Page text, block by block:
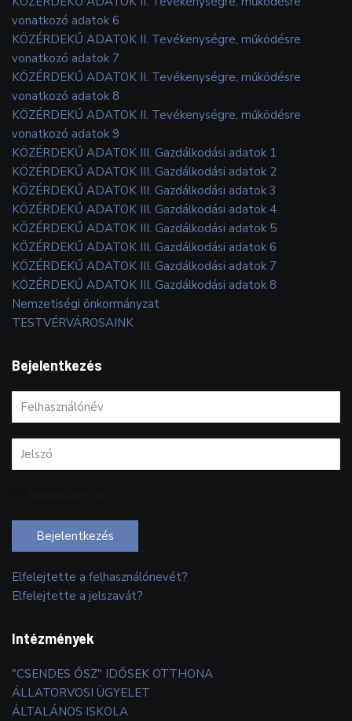
vonatkozó adatok 6
KÖZÉRDEKŰ ADATOK II. Tevékenységre, működésre
vonatkozó adatok 7
KÖZÉRDEKŰ ADATOK II. Tevékenységre, működésre
vonatkozó adatok 8
KÖZÉRDEKŰ ADATOK II. Tevékenységre, működésre
vonatkozó adatok 9
KÖZÉRDEKŰ ADATOK III. Gazdálkodási adatok 1
KÖZÉRDEKŰ ADATOK III. Gazdálkodási adatok 2
KÖZÉRDEKŰ ADATOK III. Gazdálkodási adatok 3
KÖZÉRDEKŰ ADATOK III. Gazdálkodási adatok 4
KÖZÉRDEKŰ ADATOK III. Gazdálkodási adatok 5
KÖZÉRDEKŰ ADATOK III. Gazdálkodási adatok 6
KÖZÉRDEKŰ ADATOK III. Gazdálkodási adatok 7
KÖZÉRDEKŰ ADATOK III. Gazdálkodási adatok 8
Nemzetiségi önkormányzat
TESTVÉRVÁROSAINK
Bejelentkezés
Bejelentkezés
Elfelejtette a felhasználónevét?
Elfelejtette a jelszavát?
Intézmények
"CSENDES ŐSZ" IDŐSEK OTTHONA
ÁLLATORVOSI ÜGYELET
ÁLTALÁNOS ISKOLA